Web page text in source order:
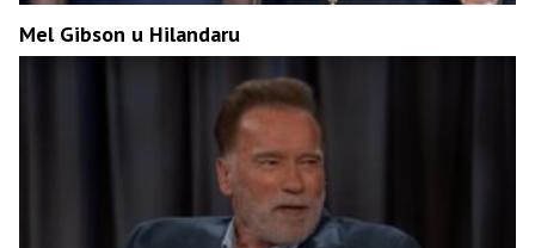
Mel Gibson u Hilandaru